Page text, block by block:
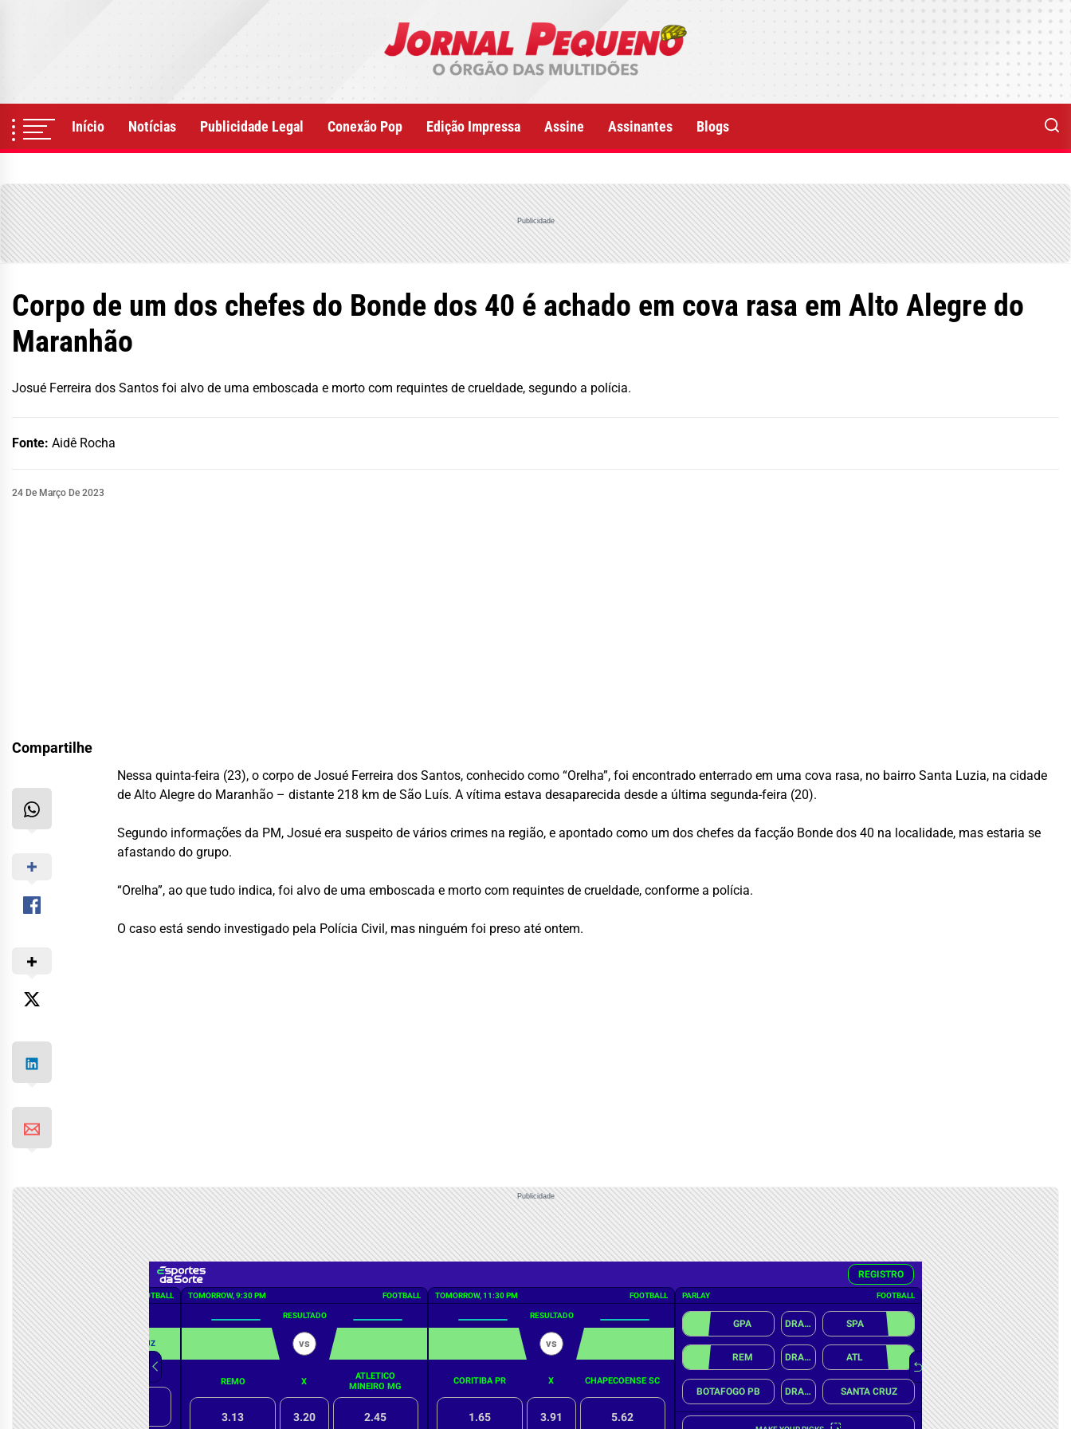
Início Notícias Publicidade Legal Conexão Pop Edição Impressa Assine Assinantes Blogs
Publicidade
Corpo de um dos chefes do Bonde dos 40 é achado em cova rasa em Alto Alegre do
Maranhão
Josué Ferreira dos Santos foi alvo de uma emboscada e morto com requintes de crueldade, segundo a polícia.
Fonte: Aidê Rocha
24 De Março De 2023
Compartilhe
Nessa quinta-feira (23), o corpo de Josué Ferreira dos Santos, conhecido como “Orelha”, foi encontrado enterrado em uma cova rasa, no bairro Santa Luzia, na cidade
de Alto Alegre do Maranhão – distante 218 km de São Luís. A vítima estava desaparecida desde a última segunda-feira (20).
Segundo informações da PM, Josué era suspeito de vários crimes na região, e apontado como um dos chefes da facção Bonde dos 40 na localidade, mas estaria se
afastando do grupo.
“Orelha”, ao que tudo indica, foi alvo de uma emboscada e morto com requintes de crueldade, conforme a polícia.
O caso está sendo investigado pela Polícia Civil, mas ninguém foi preso até ontem.
Publicidade